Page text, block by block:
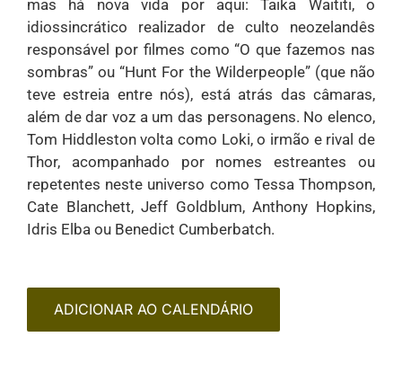
mas há nova vida por aqui: Taika Waititi, o
idiossincrático realizador de culto neozelandês
responsável por filmes como “O que fazemos nas
sombras” ou “Hunt For the Wilderpeople” (que não
teve estreia entre nós), está atrás das câmaras,
além de dar voz a um das personagens. No elenco,
Tom Hiddleston volta como Loki, o irmão e rival de
Thor, acompanhado por nomes estreantes ou
repetentes neste universo como Tessa Thompson,
Cate Blanchett, Jeff Goldblum, Anthony Hopkins,
Idris Elba ou Benedict Cumberbatch.
ADICIONAR AO CALENDÁRIO